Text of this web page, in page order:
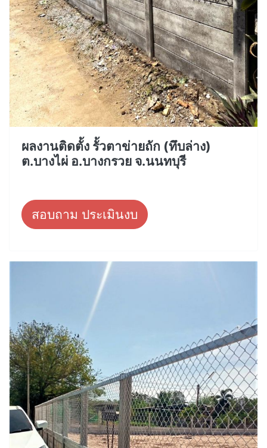
ผลงานติดตั้ง รั้วตาข่ายถัก (ทึบล่าง)
ต.บางไผ่ อ.บางกรวย จ.นนทบุรี
สอบถาม ประเมินงบ